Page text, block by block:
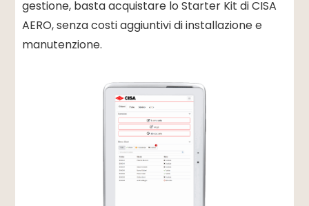
gestione, basta acquistare lo Starter Kit di CISA
AERO, senza costi aggiuntivi di installazione e
manutenzione.